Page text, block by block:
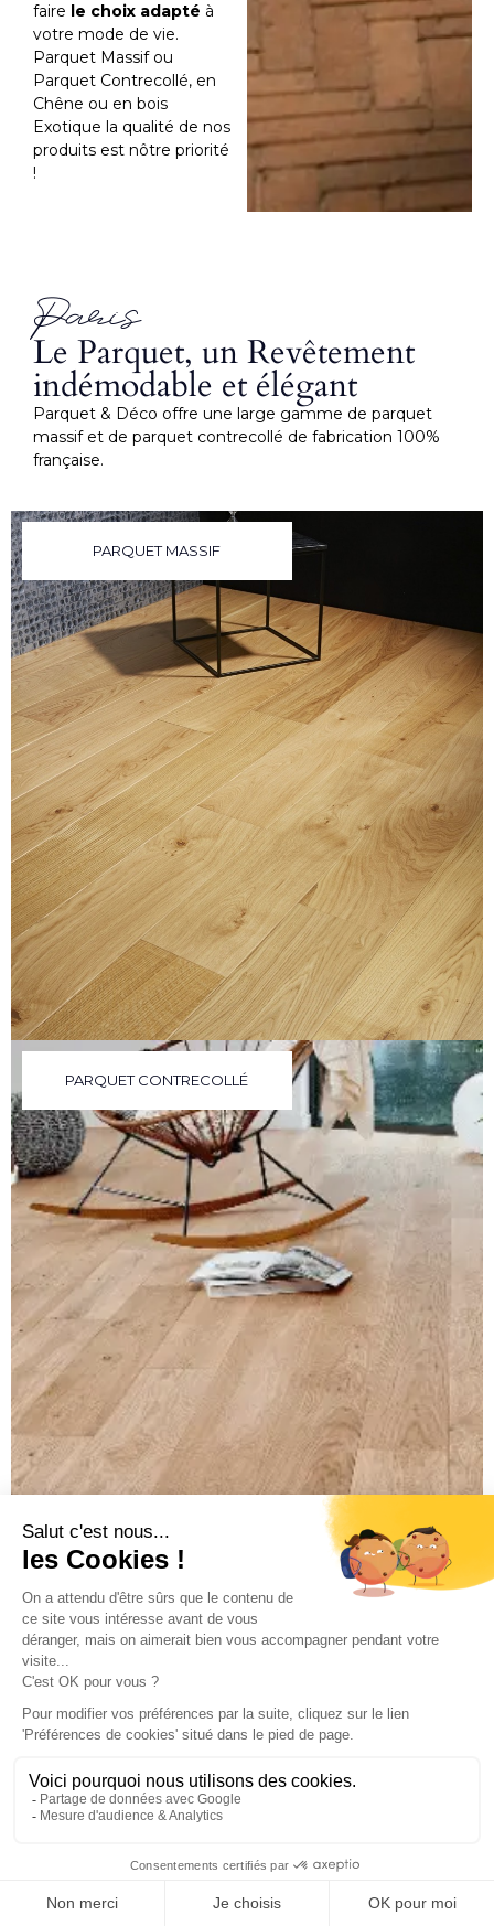
faire le choix adapté à
votre mode de vie.
Parquet Massif ou
Parquet Contrecollé, en
Chêne ou en bois
Exotique la qualité de nos
produits est nôtre priorité
!
Paris
Le Parquet, un Revêtement
indémodable et élégant
Parquet & Déco offre une large gamme de parquet
massif et de parquet contrecollé de fabrication 100%
française.
PARQUET MASSIF
PARQUET CONTRECOLLÉ
PARQUET POINT DE HONGRIE